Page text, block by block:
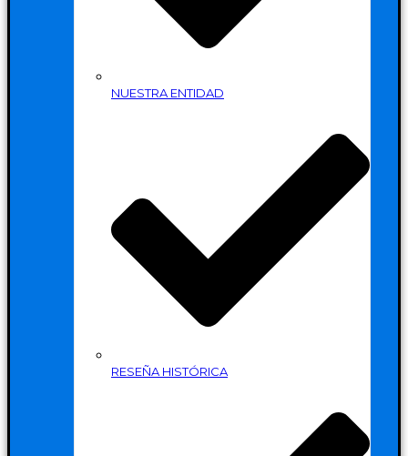
NUESTRA ENTIDAD
RESEÑA HISTÓRICA